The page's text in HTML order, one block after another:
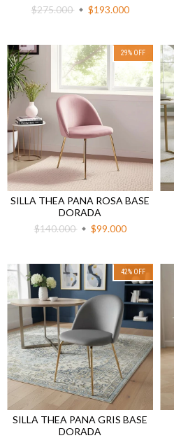
$275.000
$193.000
29% OFF
SILLA THEA PANA ROSA BASE
DORADA
$140.000
$99.000
42% OFF
SILLA THEA PANA GRIS BASE
DORADA